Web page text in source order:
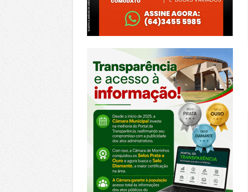
https://morrinhos.go.leg.br/